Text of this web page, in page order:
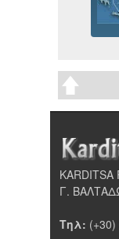
KARDITSA
Γ.
Τηλ: